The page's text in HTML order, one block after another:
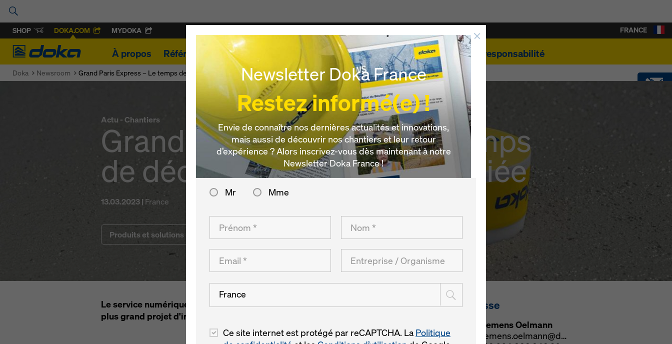
SHOP DOKA.COM MYDOKA
Doka
À propos Références Produits & Services Digital Actualités Carrière Éco-responsabilité
FRANCE
Doka Newsroom Grand Paris Express – Le temps de décoffrage réduit de moitiée
Actu - Chantiers
Grand Paris Express – Le temps
de décoffrage réduit de moitiée
13.03.2023 | France
Produits et solutions utilisés
Le service numérique "Concremote" de Doka accélère la construction du
plus grand projet d'infrastructure de transport d'Europe
Contact presse
Clemens Oelmann
clemens.oelmann@doka.com
Newsletter Doka France
Restez informé(e) !
Envie de connaître nos dernières actualités et innovations,
mais aussi de découvrir nos chantiers et leur retour
d’expérience ? Alors inscrivez-vous dès maintenant à notre
Newsletter Doka France !
Mr Mme
France
Ce site internet est protégé par reCAPTCHA. La Politique